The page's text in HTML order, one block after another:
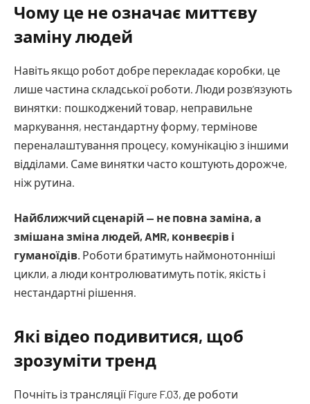
Чому це не означає миттєву
заміну людей
Навіть якщо робот добре перекладає коробки, це
лише частина складської роботи. Люди розв’язують
винятки: пошкоджений товар, неправильне
маркування, нестандартну форму, термінове
переналаштування процесу, комунікацію з іншими
відділами. Саме винятки часто коштують дорожче,
ніж рутина.
Найближчий сценарій — не повна заміна, а
змішана зміна людей, AMR, конвеєрів і
гуманоїдів. Роботи братимуть наймонотонніші
цикли, а люди контролюватимуть потік, якість і
нестандартні рішення.
Які відео подивитися, щоб
зрозуміти тренд
Почніть із трансляції Figure F.03, де роботи